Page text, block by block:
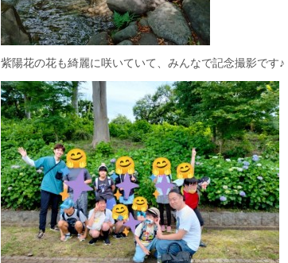
紫陽花の花も綺麗に咲いていて、みんなで記念撮影です♪